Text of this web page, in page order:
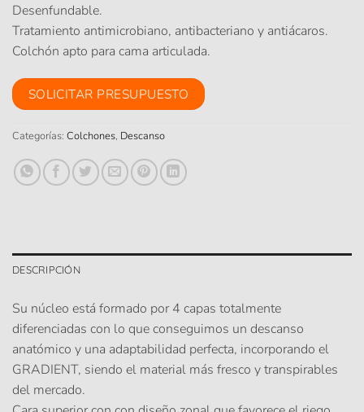
Desenfundable.
Tratamiento antimicrobiano, antibacteriano y antiácaros.
Colchón apto para cama articulada.
SOLICITAR PRESUPUESTO
Categorías: Colchones, Descanso
DESCRIPCIÓN
Su núcleo está formado por 4 capas totalmente
diferenciadas con lo que conseguimos un descanso
anatómico y una adaptabilidad perfecta, incorporando el
GRADIENT, siendo el material más fresco y transpirables
del mercado.